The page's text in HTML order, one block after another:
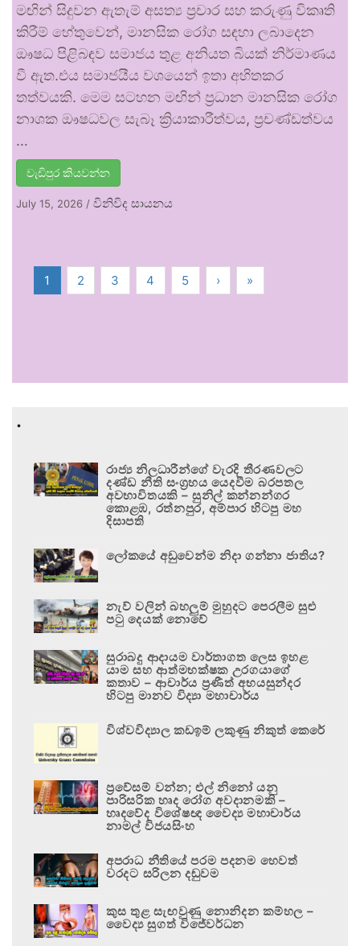
මඟින් සිදුවන ඇතැම් අසත්‍ය ප්‍රචාර සහ කරුණු විකෘති
කිරීම් හේතුවෙන්, මානසික රෝග සඳහා ලබාදෙන
ඖෂධ පිළිබඳව සමාජය තුළ අනියත බියක් නිර්මාණය
වී ඇත.එය සමාජයීය වශයෙන් ඉතා අහිතකර
තත්වයකි. මෙම සටහන මඟින් ප්‍රධාන මානසික රෝග
නාශක ඖෂධවල සැබෑ ක්‍රියාකාරීත්වය, ප්‍රචණ්ඩත්වය
…
වැඩිපුර කියවන්න
July 15, 2026 / විනිවිද සායනය
1 2 3 4 5 › »
.
රාජ්‍ය නිලධාරීන්ගේ වැරදි තීරණවලට
දණ්ඩ නීති සංග්‍රහය යෙදවීම බරපතල
අවභාවිතයකි – සුනිල් කන්නන්ගර
කොළඹ, රත්නපුර, අම්පාර හිටපු මහ
දිසාපති
ලෝකයේ අඩුවෙන්ම නිදා ගන්නා ජාතිය?
නැව් වලින් බහලුම් මුහුදට පෙරලීම සුළු
පටු දෙයක් නොවේ
සුරාබදු ආදායම වාර්තාගත ලෙස ඉහළ
යාම සහ ආත්මභක්ෂක උරගයාගේ
කතාව – ආචාර්ය ප්‍රණීත් අභයසුන්දර
හිටපු මානව විද්‍යා මහාචාර්ය
විශ්වවිද්‍යාල කඩඉම් ලකුණු නිකුත් කෙරේ
ප්‍රවේසම් වන්න; එල් නිනෝ යනු
පාරිසරික හෘද රෝග අවදානමකි –
හෘදවේද විශේෂඥ වෛද්‍ය මහාචාර්ය
නාමල් විජයසිංහ
අපරාධ නීතියේ පරම පදනම හෙවත්
වරදට සරිලන දඬුවම
කුස තුළ සැඟවුණු නොනිදන කම්හල –
වෛද්‍ය සුගත් විජේවර්ධන